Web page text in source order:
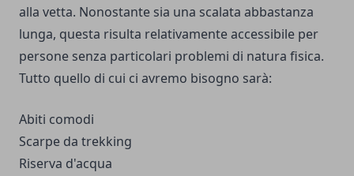
alla vetta. Nonostante sia una scalata abbastanza
lunga, questa risulta relativamente accessibile per
persone senza particolari problemi di natura fisica.
Tutto quello di cui ci avremo bisogno sarà:
Abiti comodi
Scarpe da trekking
Riserva d'acqua